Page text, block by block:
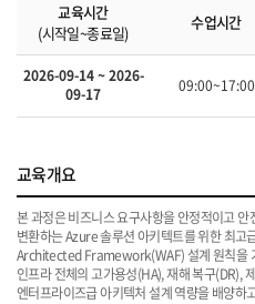
교육시간
(시작일~종료일)
수업시간
2026-09-14 ~ 2026-
09-17
09:00~17:00
교육개요
본 과정은 비즈니스 요구사항을 안정적이고
변환하는 Azure 솔루션 아키텍트를 위한 최
Architected Framework(WAF) 설계 원칙을
인프라 전체의 고가용성(HA), 재해 복구(DR),
엔터프라이즈급 아키텍처 설계 역량을 배양하